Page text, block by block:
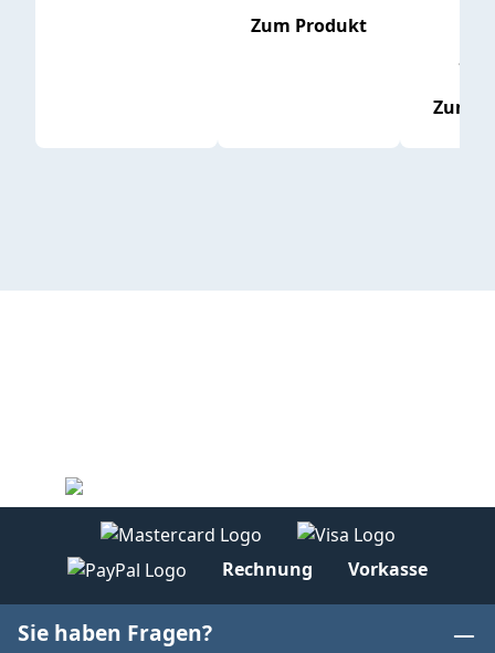
Zum Produkt
Zum
Rechnung Vorkasse
Sie haben Fragen?